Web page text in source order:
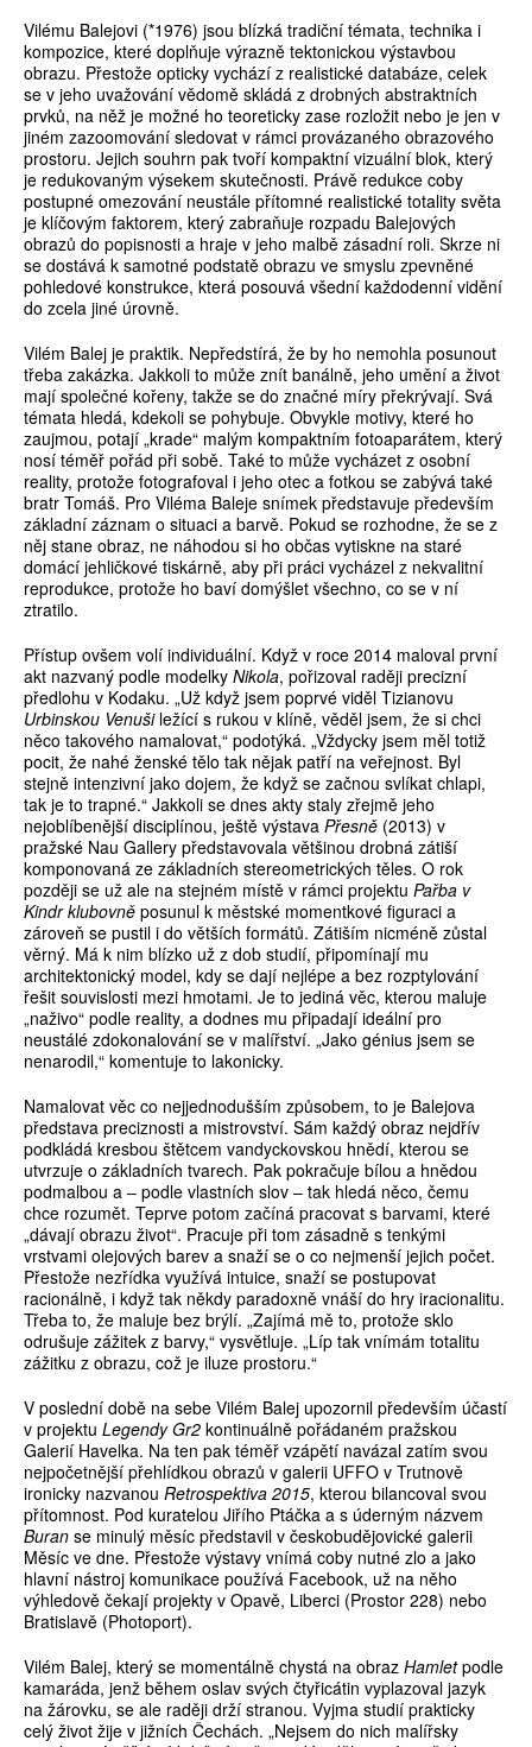
Vilému Balejovi (*1976) jsou blízká tradiční témata, technika i
kompozice, které doplňuje výrazně tektonickou výstavbou
obrazu. Přestože opticky vychází z realistické databáze, celek
se v jeho uvažování vědomě skládá z drobných abstraktních
prvků, na něž je možné ho teoreticky zase rozložit nebo je jen v
jiném zazoomování sledovat v rámci provázaného obrazového
prostoru. Jejich souhrn pak tvoří kompaktní vizuální blok, který
je redukovaným výsekem skutečnosti. Právě redukce coby
postupné omezování neustále přítomné realistické totality světa
je klíčovým faktorem, který zabraňuje rozpadu Balejových
obrazů do popisnosti a hraje v jeho malbě zásadní roli. Skrze ni
se dostává k samotné podstatě obrazu ve smyslu zpevněné
pohledové konstrukce, která posouvá všední každodenní vidění
do zcela jiné úrovně.
Vilém Balej je praktik. Nepředstírá, že by ho nemohla posunout
třeba zakázka. Jakkoli to může znít banálně, jeho umění a život
mají společné kořeny, takže se do značné míry překrývají. Svá
témata hledá, kdekoli se pohybuje. Obvykle motivy, které ho
zaujmou, potají „krade“ malým kompaktním fotoaparátem, který
nosí téměř pořád při sobě. Také to může vycházet z osobní
reality, protože fotografoval i jeho otec a fotkou se zabývá také
bratr Tomáš. Pro Viléma Baleje snímek představuje především
základní záznam o situaci a barvě. Pokud se rozhodne, že se z
něj stane obraz, ne náhodou si ho občas vytiskne na staré
domácí jehličkové tiskárně, aby při práci vycházel z nekvalitní
reprodukce, protože ho baví domýšlet všechno, co se v ní
ztratilo.
Přístup ovšem volí individuální. Když v roce 2014 maloval první
akt nazvaný podle modelky Nikola, pořizoval raději precizní
předlohu v Kodaku. „Už když jsem poprvé viděl Tizianovu
Urbinskou Venušiležící s rukou v klíně, věděl jsem, že si chci
něco takového namalovat,“ podotýká. „Vždycky jsem měl totiž
pocit, že nahé ženské tělo tak nějak patří na veřejnost. Byl
stejně intenzivní jako dojem, že když se začnou svlíkat chlapi,
tak je to trapné.“ Jakkoli se dnes akty staly zřejmě jeho
nejoblíbenější disciplínou, ještě výstava Přesně (2013) v
pražské Nau Gallery představovala většinou drobná zátiší
komponovaná ze základních stereometrických těles. O rok
později se už ale na stejném místě v rámci projektu Pařba v
Kindr klubovně posunul k městské momentkové figuraci a
zároveň se pustil i do větších formátů. Zátiším nicméně zůstal
věrný. Má k nim blízko už z dob studií, připomínají mu
architektonický model, kdy se dají nejlépe a bez rozptylování
řešit souvislosti mezi hmotami. Je to jediná věc, kterou maluje
„naživo“ podle reality, a dodnes mu připadají ideální pro
neustálé zdokonalování se v malířství. „Jako génius jsem se
nenarodil,“ komentuje to lakonicky.
Namalovat věc co nejjednodušším způsobem, to je Balejova
představa preciznosti a mistrovství. Sám každý obraz nejdřív
podkládá kresbou štětcem vandyckovskou hnědí, kterou se
utvrzuje o základních tvarech. Pak pokračuje bílou a hnědou
podmalbou a – podle vlastních slov – tak hledá něco, čemu
chce rozumět. Teprve potom začíná pracovat s barvami, které
„dávají obrazu život“. Pracuje při tom zásadně s tenkými
vrstvami olejových barev a snaží se o co nejmenší jejich počet.
Přestože nezřídka využívá intuice, snaží se postupovat
racionálně, i když tak někdy paradoxně vnáší do hry iracionalitu.
Třeba to, že maluje bez brýlí. „Zajímá mě to, protože sklo
odrušuje zážitek z barvy,“ vysvětluje. „Líp tak vnímám totalitu
zážitku z obrazu, což je iluze prostoru.“
V poslední době na sebe Vilém Balej upozornil především účastí
v projektu Legendy Gr2 kontinuálně pořádaném pražskou
Galerií Havelka. Na ten pak téměř vzápětí navázal zatím svou
nejpočetnější přehlídkou obrazů v galerii UFFO v Trutnově
ironicky nazvanou Retrospektiva 2015, kterou bilancoval svou
přítomnost. Pod kuratelou Jiřího Ptáčka a s úderným názvem
Buran se minulý měsíc představil v českobudějovické galerii
Měsíc ve dne. Přestože výstavy vnímá coby nutné zlo a jako
hlavní nástroj komunikace používá Facebook, už na něho
výhledově čekají projekty v Opavě, Liberci (Prostor 228) nebo
Bratislavě (Photoport).
Vilém Balej, který se momentálně chystá na obraz Hamletpodle
kamaráda, jenž během oslav svých čtyřicátin vyplazoval jazyk
na žárovku, se ale raději drží stranou. Vyjma studií prakticky
celý život žije v jižních Čechách. „Nejsem do nich malířsky